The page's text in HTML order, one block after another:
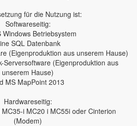
für die Nutzung ist:
Softwareseitig:
Windows Betriebsystem
SQL Datenbank
(Eigenproduktion aus unserem Hause)
Serversoftware (Eigenproduktion aus
unserem Hause)
MS MapPoint 2013
Hardwareseitig:
i MC20 i MC55i oder Cinterion
(Modem)